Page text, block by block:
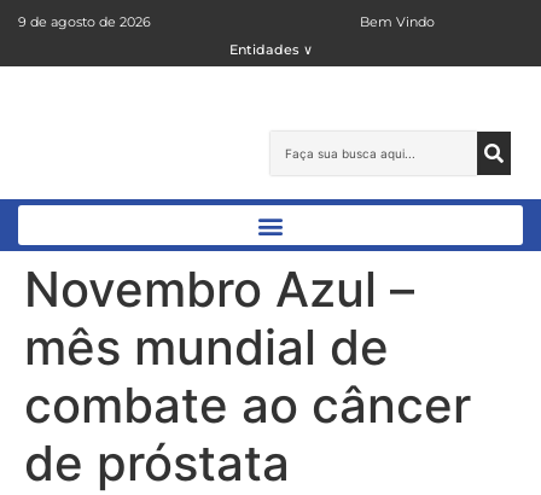
9 de agosto de 2026
Bem Vindo
Entidades ∨
Novembro Azul –
mês mundial de
combate ao câncer
de próstata